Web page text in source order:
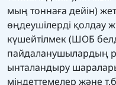
мың тоннаға дейін)
өңдеушілерді қолдау
күшейтілмек (ШОБ
пайдаланушылардың
ынталандыру
міндеттемелер және